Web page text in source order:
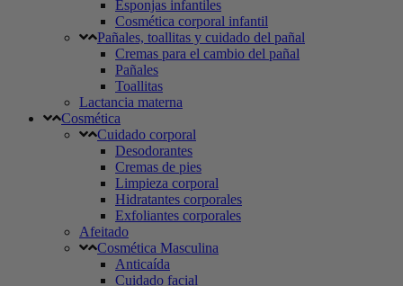
Esponjas infantiles
Cosmética corporal infantil
Pañales, toallitas y cuidado del pañal
Cremas para el cambio del pañal
Pañales
Toallitas
Lactancia materna
Cosmética
Cuidado corporal
Desodorantes
Cremas de pies
Limpieza corporal
Hidratantes corporales
Exfoliantes corporales
Afeitado
Cosmética Masculina
Anticaída
Cuidado facial